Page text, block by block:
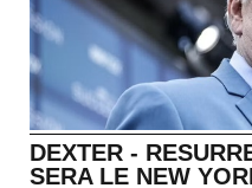
DEXTER -
SERA LE NEW